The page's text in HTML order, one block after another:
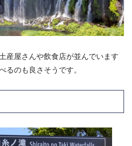
産屋さんや飲食店が並んでいます
るのも良さそうです。